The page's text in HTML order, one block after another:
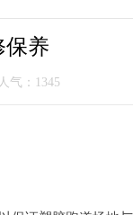
保养
气：1345